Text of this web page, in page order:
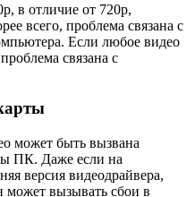
в отличие от 720p,
всего, проблема связана с
Если любое видео
связана с
может быть вызвана
ПК. Даже если на
версия видеодрайвера,
может вызывать сбои в